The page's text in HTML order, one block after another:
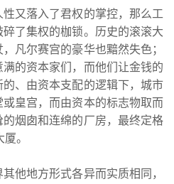
又落入了君权的掌控，那么工
了集权的枷锁。历史的滚滚大
凡尔赛宫的豪华也黯然失色；
的资本家们，而他们让金钱的
、由资本支配的逻辑下，城市
皇宫，而由资本的标志物取而
烟囱和连绵的厂房，最终定格
。
他地方形式各异而实质相同，